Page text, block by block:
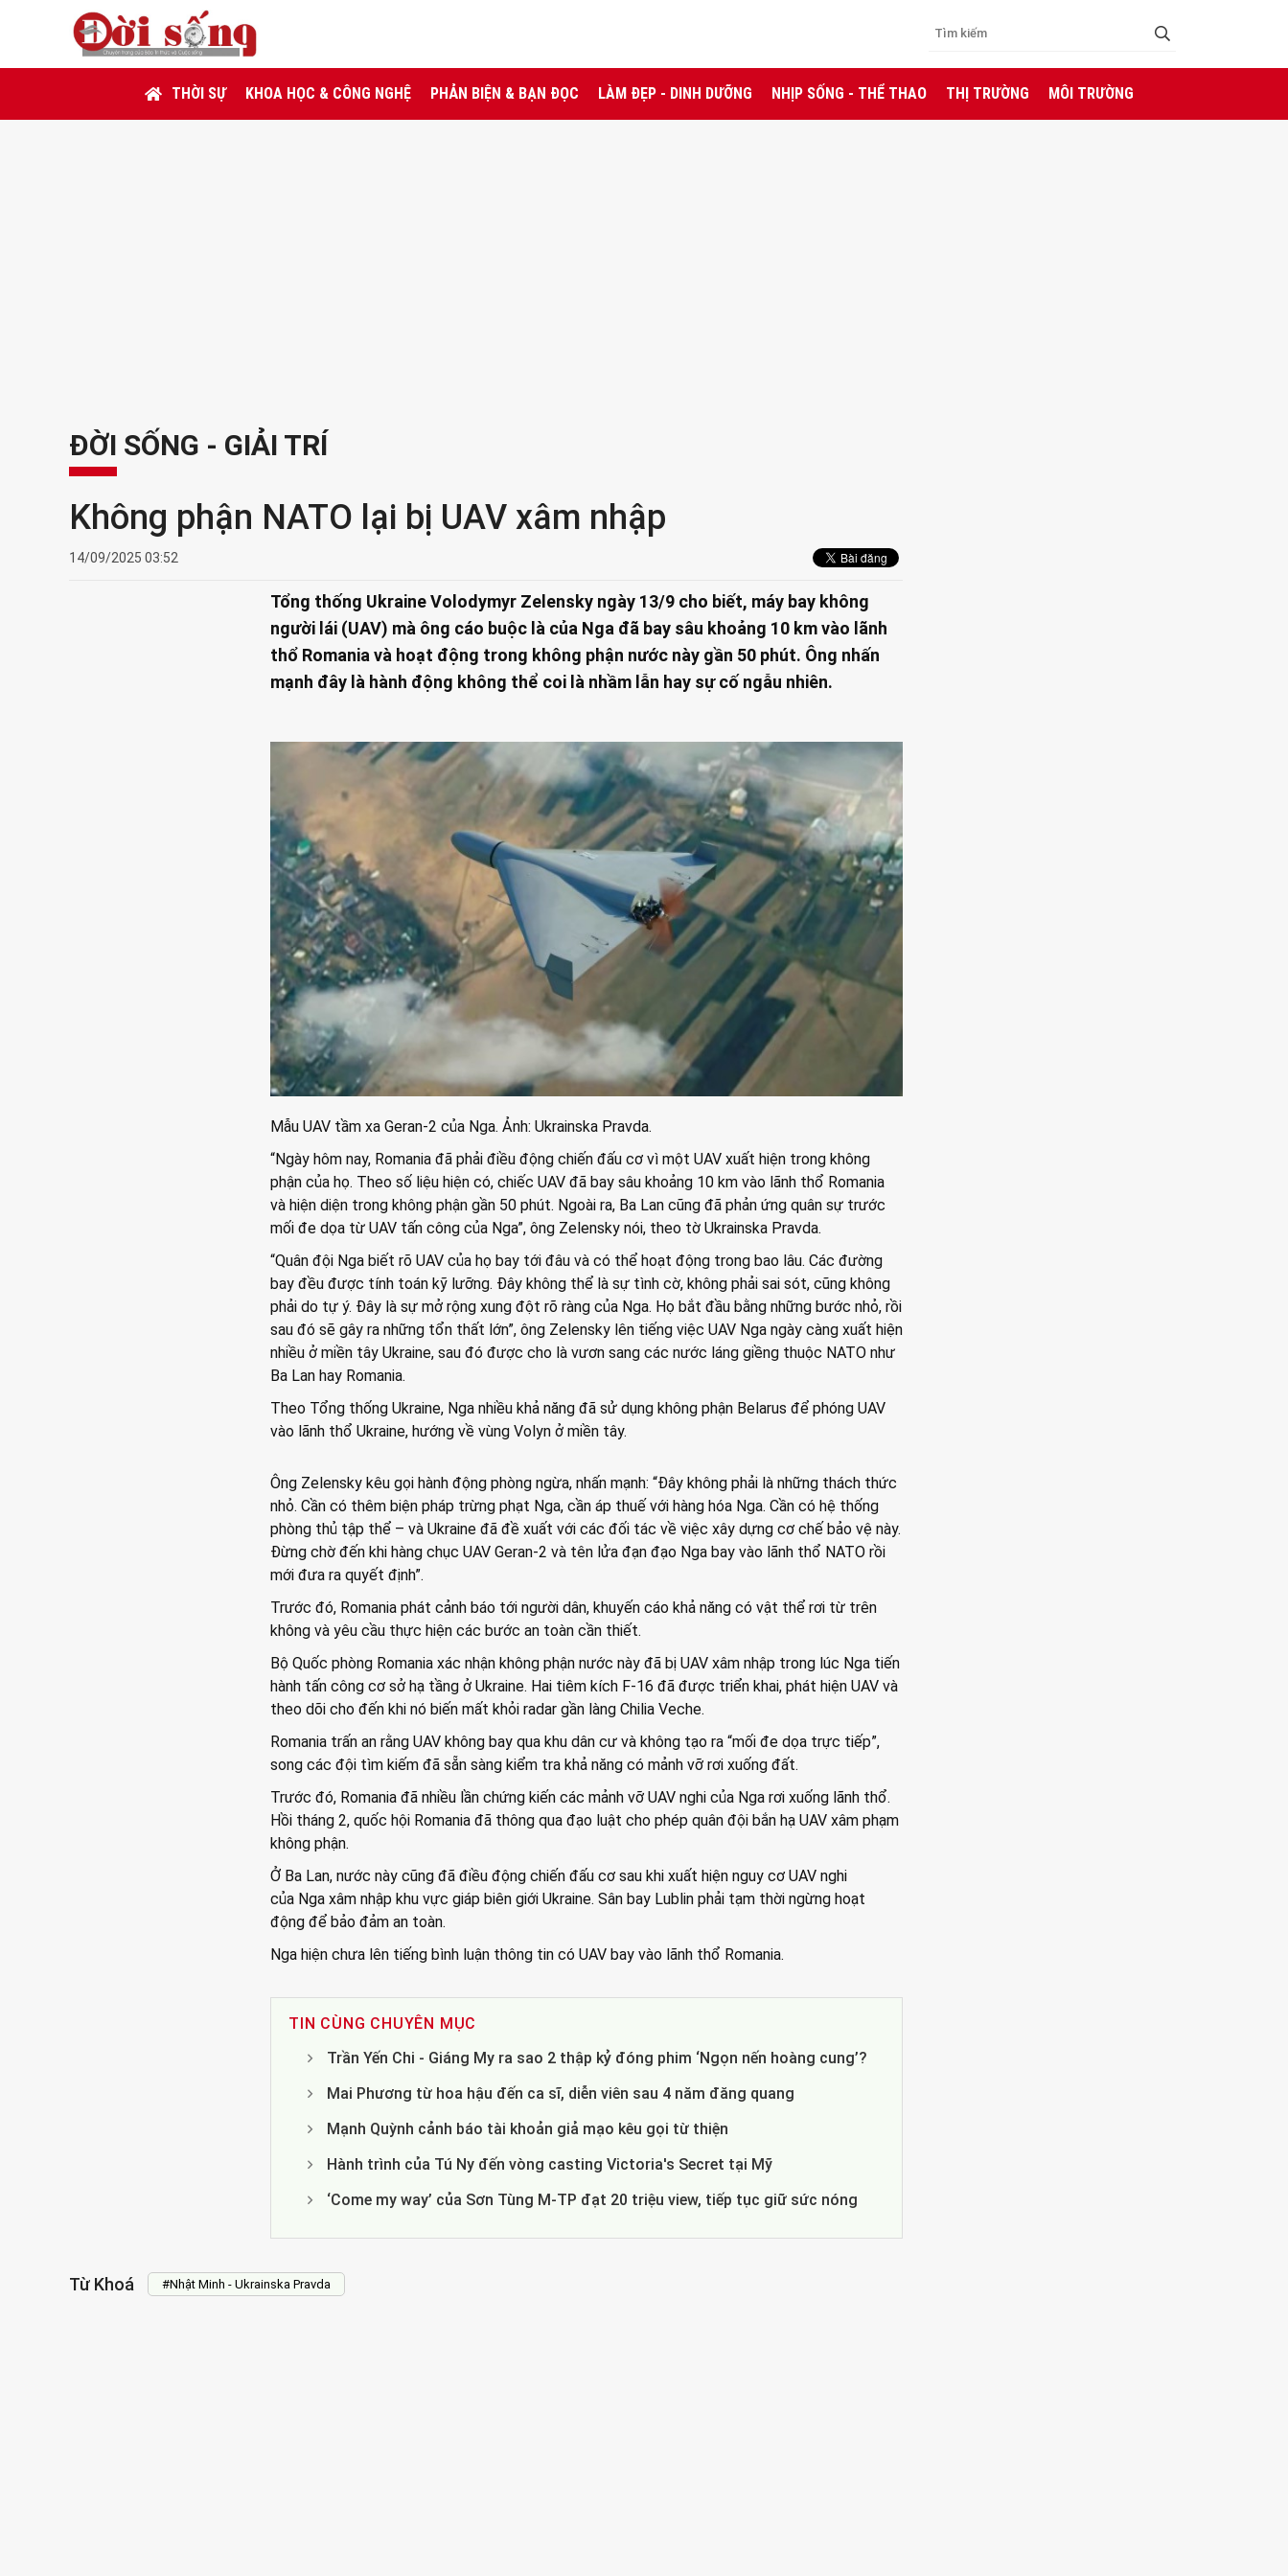
THỜI SỰ KHOA HỌC & CÔNG NGHỆ PHẢN BIỆN & BẠN ĐỌC LÀM ĐẸP - DINH DƯỠNG NHỊP SỐNG - THỂ THAO THỊ TRƯỜNG MÔI TRƯỜNG
ĐỜI SỐNG - GIẢI TRÍ
Không phận NATO lại bị UAV xâm nhập
14/09/2025 03:52
Tổng thống Ukraine Volodymyr Zelensky ngày 13/9 cho biết, máy bay không
người lái (UAV) mà ông cáo buộc là của Nga đã bay sâu khoảng 10 km vào lãnh
thổ Romania và hoạt động trong không phận nước này gần 50 phút. Ông nhấn
mạnh đây là hành động không thể coi là nhầm lẫn hay sự cố ngẫu nhiên.
Mẫu UAV tầm xa Geran-2 của Nga. Ảnh: Ukrainska Pravda.
“Ngày hôm nay, Romania đã phải điều động chiến đấu cơ vì một UAV xuất hiện trong không
phận của họ. Theo số liệu hiện có, chiếc UAV đã bay sâu khoảng 10 km vào lãnh thổ Romania
và hiện diện trong không phận gần 50 phút. Ngoài ra, Ba Lan cũng đã phản ứng quân sự trước
mối đe dọa từ UAV tấn công của Nga”, ông Zelensky nói, theo tờ Ukrainska Pravda.
“Quân đội Nga biết rõ UAV của họ bay tới đâu và có thể hoạt động trong bao lâu. Các đường
bay đều được tính toán kỹ lưỡng. Đây không thể là sự tình cờ, không phải sai sót, cũng không
phải do tự ý. Đây là sự mở rộng xung đột rõ ràng của Nga. Họ bắt đầu bằng những bước nhỏ, rồi
sau đó sẽ gây ra những tổn thất lớn”, ông Zelensky lên tiếng việc UAV Nga ngày càng xuất hiện
nhiều ở miền tây Ukraine, sau đó được cho là vươn sang các nước láng giềng thuộc NATO như
Ba Lan hay Romania.
Theo Tổng thống Ukraine, Nga nhiều khả năng đã sử dụng không phận Belarus để phóng UAV
vào lãnh thổ Ukraine, hướng về vùng Volyn ở miền tây.
Ông Zelensky kêu gọi hành động phòng ngừa, nhấn mạnh: “Đây không phải là những thách thức
nhỏ. Cần có thêm biện pháp trừng phạt Nga, cần áp thuế với hàng hóa Nga. Cần có hệ thống
phòng thủ tập thể – và Ukraine đã đề xuất với các đối tác về việc xây dựng cơ chế bảo vệ này.
Đừng chờ đến khi hàng chục UAV Geran-2 và tên lửa đạn đạo Nga bay vào lãnh thổ NATO rồi
mới đưa ra quyết định”.
Trước đó, Romania phát cảnh báo tới người dân, khuyến cáo khả năng có vật thể rơi từ trên
không và yêu cầu thực hiện các bước an toàn cần thiết.
Bộ Quốc phòng Romania xác nhận không phận nước này đã bị UAV xâm nhập trong lúc Nga tiến
hành tấn công cơ sở hạ tầng ở Ukraine. Hai tiêm kích F-16 đã được triển khai, phát hiện UAV và
theo dõi cho đến khi nó biến mất khỏi radar gần làng Chilia Veche.
Romania trấn an rằng UAV không bay qua khu dân cư và không tạo ra “mối đe dọa trực tiếp”,
song các đội tìm kiếm đã sẵn sàng kiểm tra khả năng có mảnh vỡ rơi xuống đất.
Trước đó, Romania đã nhiều lần chứng kiến các mảnh vỡ UAV nghi của Nga rơi xuống lãnh thổ.
Hồi tháng 2, quốc hội Romania đã thông qua đạo luật cho phép quân đội bắn hạ UAV xâm phạm
không phận.
Ở Ba Lan, nước này cũng đã điều động chiến đấu cơ sau khi xuất hiện nguy cơ UAV nghi
của Nga xâm nhập khu vực giáp biên giới Ukraine. Sân bay Lublin phải tạm thời ngừng hoạt
động để bảo đảm an toàn.
Nga hiện chưa lên tiếng bình luận thông tin có UAV bay vào lãnh thổ Romania.
TIN CÙNG CHUYÊN MỤC
Trần Yến Chi - Giáng My ra sao 2 thập kỷ đóng phim ‘Ngọn nến hoàng cung’?
Mai Phương từ hoa hậu đến ca sĩ, diễn viên sau 4 năm đăng quang
Mạnh Quỳnh cảnh báo tài khoản giả mạo kêu gọi từ thiện
Hành trình của Tú Ny đến vòng casting Victoria's Secret tại Mỹ
‘Come my way’ của Sơn Tùng M-TP đạt 20 triệu view, tiếp tục giữ sức nóng
Từ Khoá #Nhật Minh - Ukrainska Pravda